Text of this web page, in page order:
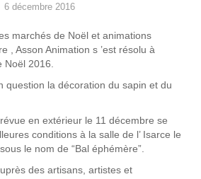
6 décembre 2016
marchés de Noël et animations
, Asson Animation s ’est résolu à
2016.
question la décoration du sapin et du
en extérieur le 11 décembre se
conditions à la salle de l’ Isarce le
le nom de “Bal éphémère”.
des artisans, artistes et